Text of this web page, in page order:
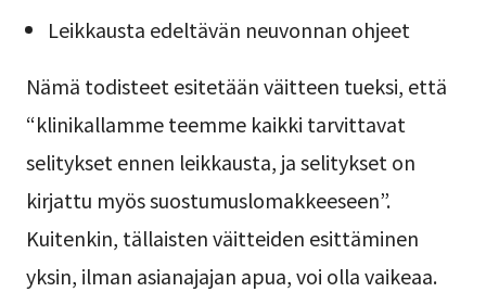
Leikkausta edeltävän neuvonnan ohjeet
Nämä todisteet esitetään väitteen tueksi, että
“klinikallamme teemme kaikki tarvittavat
selitykset ennen leikkausta, ja selitykset on
kirjattu myös suostumuslomakkeeseen”.
Kuitenkin, tällaisten väitteiden esittäminen
yksin, ilman asianajajan apua, voi olla vaikeaa.